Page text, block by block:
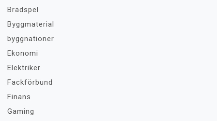
Brädspel
Byggmaterial
byggnationer
Ekonomi
Elektriker
Fackförbund
Finans
Gaming